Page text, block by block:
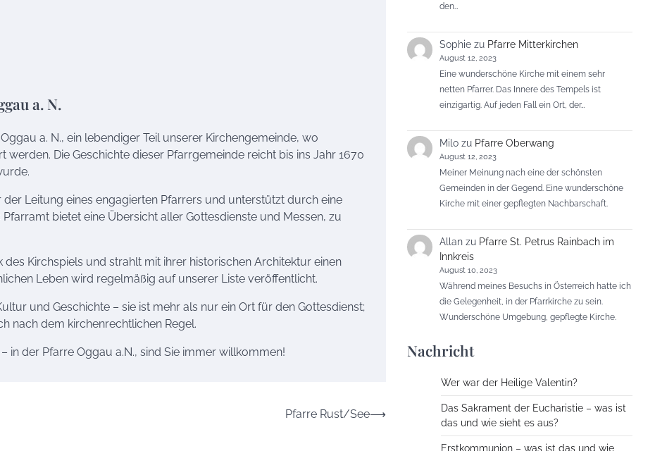
a. N.
a. N., ein lebendiger Teil unserer Kirchengemeinde, wo
Die Geschichte dieser Pfarrgemeinde reicht bis ins Jahr 1670
Leitung eines engagierten Pfarrers und unterstützt durch eine
bietet eine Übersicht aller Gottesdienste und Messen, zu
des Kirchspiels und strahlt mit ihrer historischen Architektur einen
Leben wird regelmäßig auf unserer Liste veröffentlicht.
und Geschichte – sie ist mehr als nur ein Ort für den Gottesdienst;
nach dem kirchenrechtlichen Regel.
in der Pfarre Oggau a.N., sind Sie immer willkommen!
Pfarre Rust/See⟶
den…
Sophie zu Pfarre Mitterkirchen
August 12, 2023
Eine wunderschöne Kirche mit einem sehr
netten Pfarrer. Das Innere des Tempels ist
einzigartig. Auf jeden Fall ein Ort, der…
Milo zu Pfarre Oberwang
August 12, 2023
Meiner Meinung nach eine der schönsten
Gemeinden in der Gegend. Eine wunderschöne
Kirche mit einer gepflegten Nachbarschaft.
Allan zu Pfarre St. Petrus Rainbach im
Innkreis
August 10, 2023
Während meines Besuchs in Österreich hatte ich
die Gelegenheit, in der Pfarrkirche zu sein.
Wunderschöne Umgebung, gepflegte Kirche.
Nachricht
Wer war der Heilige Valentin?
Das Sakrament der Eucharistie – was ist
das und wie sieht es aus?
Erstkommunion – was ist das und wie